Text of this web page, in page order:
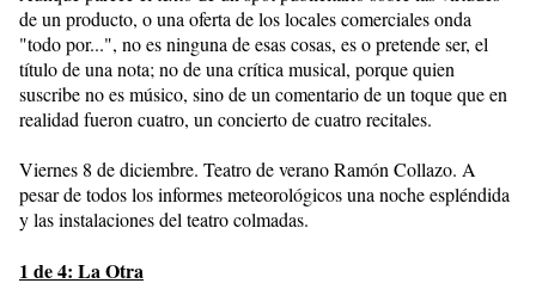
de un producto, o una oferta de los locales comerciales onda
"todo por...", no es ninguna de esas cosas, es o pretende ser, el
título de una nota; no de una crítica musical, porque quien
suscribe no es músico, sino de un comentario de un toque que en
realidad fueron cuatro, un concierto de cuatro recitales.
Viernes 8 de diciembre. Teatro de verano Ramón Collazo. A
pesar de todos los informes meteorológicos una noche espléndida
y las instalaciones del teatro colmadas.
1 de 4: La Otra